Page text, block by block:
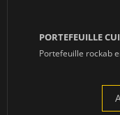
PORTEFEUILLE
Portefeuille rockab